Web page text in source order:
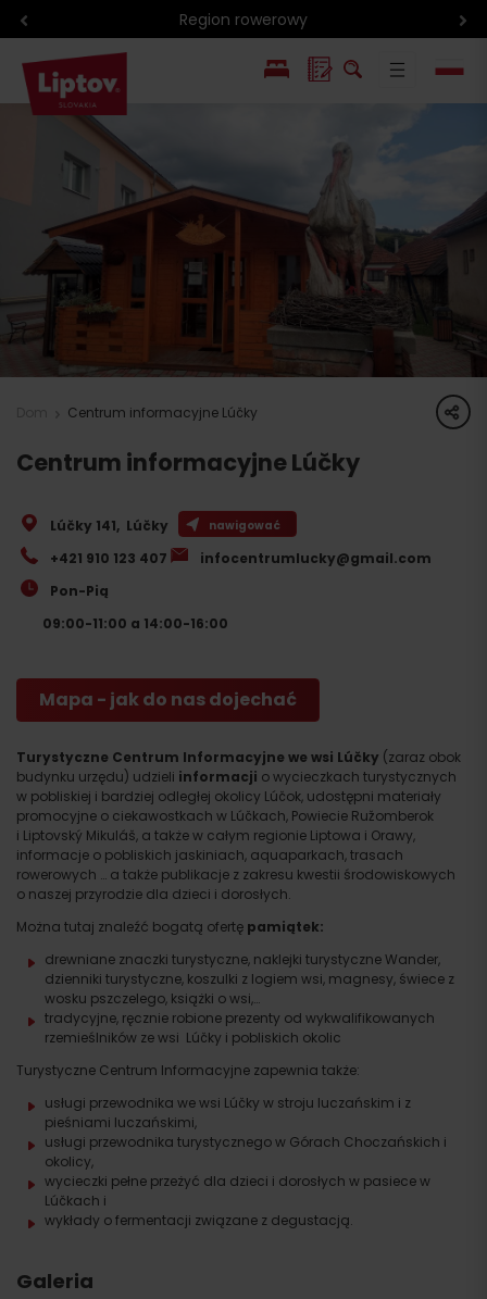
Region rowerowy
Centrum informacyjne Lúčky share
Centrum informacyjne Lúčky
Turystyczne Centrum Informacyjnewe wsi Lúčky (zaraz obok
budynku urzędu) udzieli informacji o wycieczkach turystycznych
w pobliskiej i bardziej odległej okolicy Lúčok, udostępni materiały
promocyjne o ciekawostkach w Lúčkach, Powiecie Ružomberok
i Liptovský Mikuláš, a także w całym regionie Liptowa i Orawy,
informacje o pobliskich jaskiniach, aquaparkach, trasach
rowerowych … a także publikacje z zakresu kwestii środowiskowych
o naszej przyrodzie dla dzieci i dorosłych.
Można tutaj znaleźć bogatą ofertę pamiątek:
drewniane znaczki turystyczne, naklejki turystyczne Wander,
dzienniki turystyczne, koszulki z logiem wsi, magnesy, świece z
wosku pszczelego, książki o wsi,…
tradycyjne, ręcznie robione prezenty od wykwalifikowanych
rzemieślników ze wsi Lúčky i pobliskich okolic
Turystyczne Centrum Informacyjne zapewnia także:
usługi przewodnika we wsi Lúčky w stroju luczańskim i z
pieśniami luczańskimi,
usługi przewodnika turystycznego w Górach Choczańskich i
okolicy,
wycieczki pełne przeżyć dla dzieci i dorosłych w pasiece w
Lúčkach i
wykłady o fermentacji związane z degustacją.
Lúčky 141, Lúčky nawigować
+421 910 123 407
infocentrumlucky@gmail.com
Pon-Pią
09:00-11:00 a 14:00-16:00
Mapa - jak do nas dojechać
Galeria